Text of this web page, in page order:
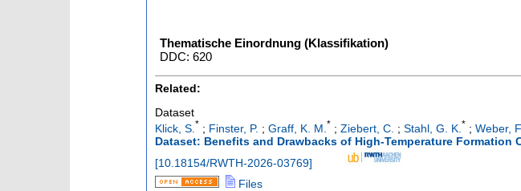
Thematische Einordnung (Klassifikation)
DDC: 620
Related:
Dataset
Klick, S. * ; Finster, P. ; Graff, K. M. * ; Ziebert, C. ; Stahl, G. K. * ; Weber, F.
Dataset: Benefits and Drawbacks of High-Temperature
[10.18154/RWTH-2026-03769]
Files